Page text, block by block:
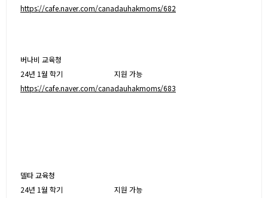
https://cafe.naver.com/canadauhakmoms/682
버나비 교육청
24년 1월 학기
지원 가능
https://cafe.naver.com/canadauhakmoms/683
델타 교육청
24년 1월 학기
지원 가능